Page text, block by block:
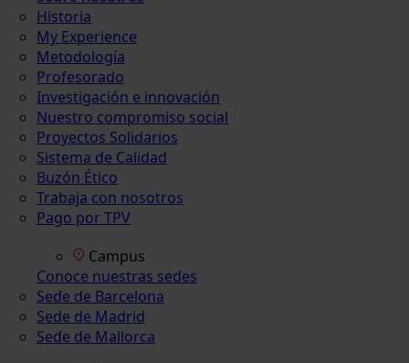
Historia
My Experience
Metodología
Profesorado
Investigación e innovación
Nuestro compromiso social
Proyectos Solidarios
Sistema de Calidad
Buzón Ético
Trabaja con nosotros
Pago por TPV
Campus
Conoce nuestras sedes
Sede de Barcelona
Sede de Madrid
Sede de Mallorca